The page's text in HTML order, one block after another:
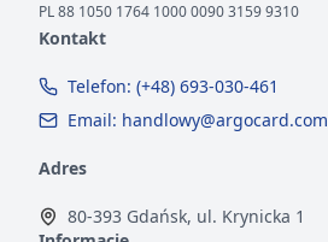
PL 88 1050 1764 1000 0090 3159 9310
Kontakt
Telefon: (+48) 693-030-461
Email: handlowy@argocard.com
Adres
80-393 Gdańsk, ul. Krynicka 1